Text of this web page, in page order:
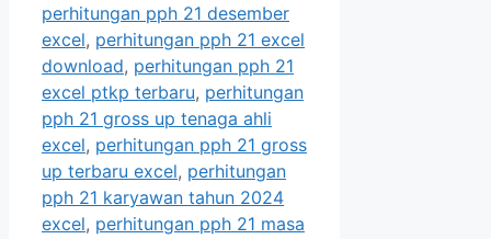
perhitungan pph 21 desember
excel, perhitungan pph 21 excel
download, perhitungan pph 21
excel ptkp terbaru, perhitungan
pph 21 gross up tenaga ahli
excel, perhitungan pph 21 gross
up terbaru excel, perhitungan
pph 21 karyawan tahun 2024
excel, perhitungan pph 21 masa